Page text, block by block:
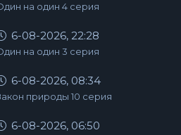
на один 4 серия
6-08-2026, 22:28
на один 3 серия
6-08-2026, 08:34
природы 10 серия
6-08-2026, 06:50